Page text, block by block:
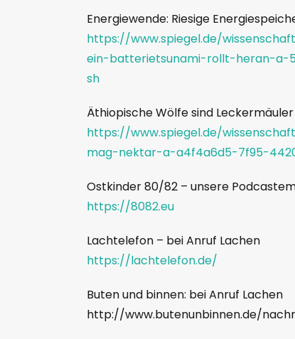
Energiewende: Riesige
https://www.spiegel.de/
ein-batterietsunami-rollt-heran-a-
sh
Äthiopische Wölfe sind Leckermäuler
https://www.spiegel.de/
mag-nektar-a-a4f4a6d5-7f95-
Ostkinder 80/82 – unsere
https://8082.eu
Lachtelefon – bei Anruf Lachen
https://lachtelefon.de/
Buten und binnen: bei Anruf Lachen
http://www.butenunbinnen.de/